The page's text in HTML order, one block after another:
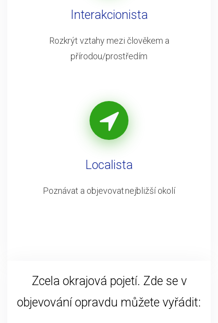
Interakcionista
Rozkrýt vztahy mezi člověkem a
přírodou/prostředím
Localista
Poznávat a objevovat nejbližší okolí
Zcela okrajová pojetí. Zde se v
objevování opravdu můžete vyřádit: